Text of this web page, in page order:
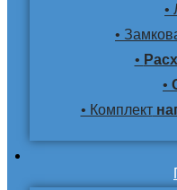
•
•
•
•
• Комплект